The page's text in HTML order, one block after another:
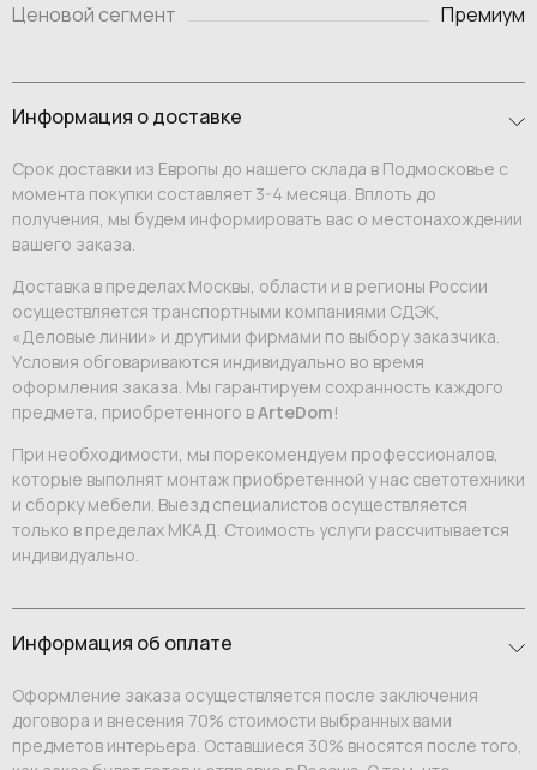
Ценовой сегмент Премиум
Информация о доставке
Срок доставки из Европы до нашего склада в Подмосковье с
момента покупки составляет 3-4 месяца. Вплоть до
получения, мы будем информировать вас о местонахождении
вашего заказа.
Доставка в пределах Москвы, области и в регионы России
осуществляется транспортными компаниями СДЭК,
«Деловые линии» и другими фирмами по выбору заказчика.
Условия обговариваются индивидуально во время
оформления заказа. Мы гарантируем сохранность каждого
предмета, приобретенного вArteDom!
При необходимости, мы порекомендуем профессионалов,
которые выполнят монтаж приобретенной у нас светотехники
и сборку мебели. Выезд специалистов осуществляется
только в пределах МКАД. Стоимость услуги рассчитывается
индивидуально.
Информация об оплате
Оформление заказа осуществляется после заключения
договора и внесения 70% стоимости выбранных вами
предметов интерьера. Оставшиеся 30% вносятся после того,